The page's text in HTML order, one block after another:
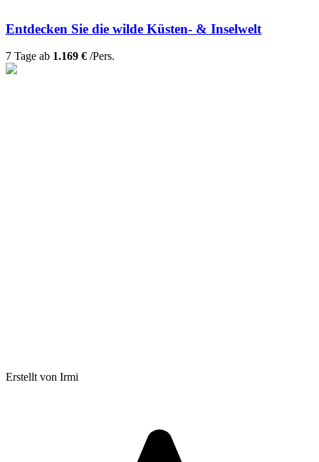
Entdecken Sie die wilde Küsten- & Inselwelt
7 Tage ab 1.169 € /Pers.
Erstellt von Irmi